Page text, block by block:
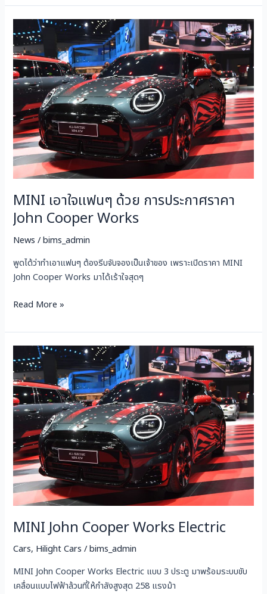
MINI เอาใจแฟนๆ ด้วย การประกาศราคา
John Cooper Works
News /bims_admin
พูดได้ว่าทำเอาแฟนๆ ต้องรีบจับจองเป็นเจ้าของ เพราะเปิดราคา MINI
John Cooper Works มาได้เร้าใจสุดๆ
MINI
เอา
ใจ
แฟนๆ
ด้วย
การ
ประกาศ
ราคา
John
Cooper
Works
Read More »
MINI John Cooper Works Electric
Cars, Hilight Cars /bims_admin
MINI John Cooper Works Electric แบบ 3 ประตู มาพร้อมระบบขับ
เคลื่อนแบบไฟฟ้าล้วนที่ให้กำลังสูงสุด 258 แรงม้า
MINI
John
Cooper
Works
Electric